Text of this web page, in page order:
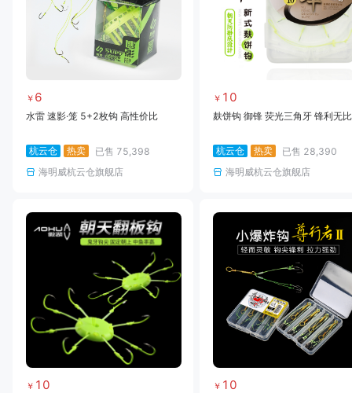
￥ 6
水雷 速影·笼 5+2枚钩 高性价比
杭云仓 热卖 已售 75,398
海明威杭云仓旗舰店
￥ 10
麸饼钩 御锋 荧光三角牙 锋利无比
杭云仓 热卖 已售 28,390
海明威杭云仓旗舰店
￥ 10 ￥ 10